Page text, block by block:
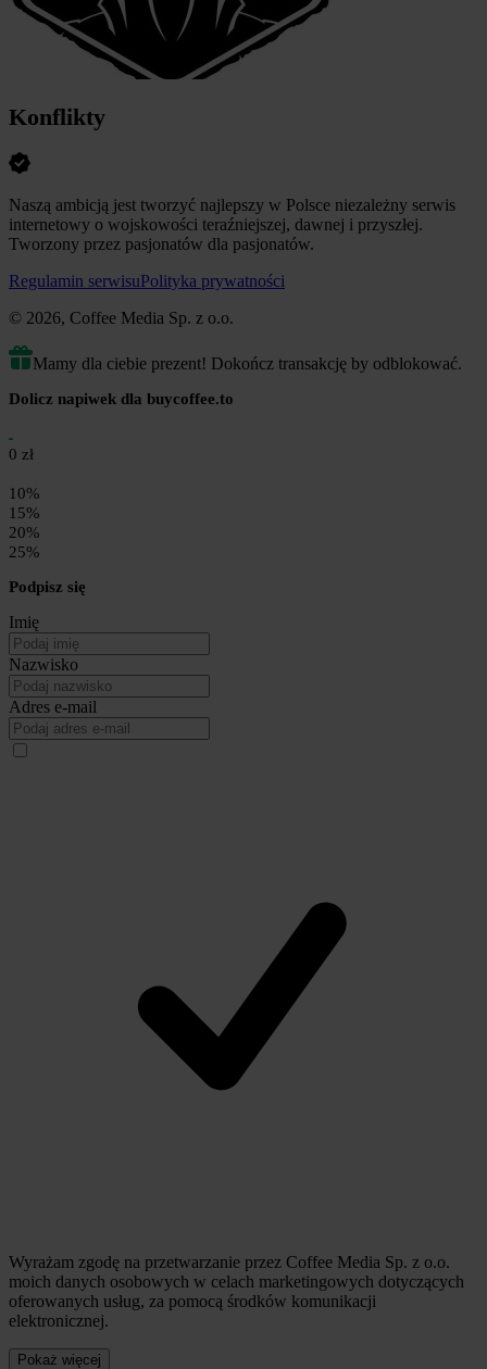
Konflikty
Naszą ambicją jest tworzyć najlepszy w Polsce niezależny serwis
internetowy o wojskowości teraźniejszej, dawnej i przyszłej.
Tworzony przez pasjonatów dla pasjonatów.
Regulamin serwisuPolityka prywatności
© 2026, Coffee Media Sp. z o.o.
Mamy dla ciebie prezent! Dokończ transakcję by odblokować.
Dolicz napiwek dla buycoffee.to
0 zł
10%
15%
20%
25%
Podpisz się
Imię
Nazwisko
Adres e-mail
Wyrażam zgodę na przetwarzanie przez Coffee Media Sp. z o.o.
moich danych osobowych w celach marketingowych dotyczących
oferowanych usług, za pomocą środków komunikacji
elektronicznej.
Pokaż więcej